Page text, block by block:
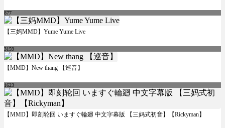
877
【三妈MMD】Yume Yume Live
3159
【MMD】New thang 【巡音】
1623
【MMD】即刻轮回 いますぐ輪廻 中文字幕版 【三妈式初音】【Rickyman】